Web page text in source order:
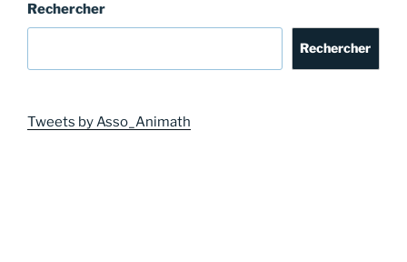
Rechercher
Rechercher
Tweets by Asso_Animath